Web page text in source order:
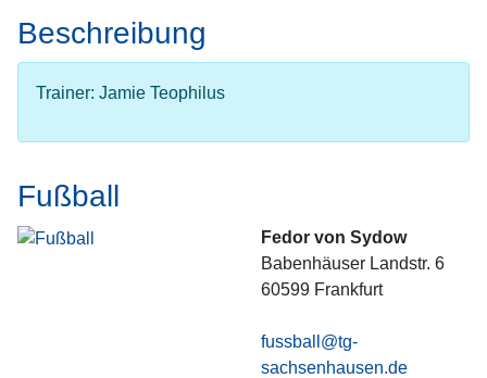
Beschreibung
Trainer: Jamie Teophilus
Fußball
Fedor von Sydow
Babenhäuser Landstr. 6
60599 Frankfurt
fussball@tg-
sachsenhausen.de